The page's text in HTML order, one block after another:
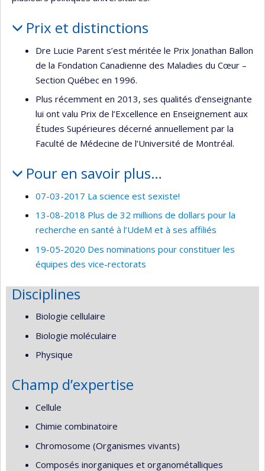
Prix et distinctions
Dre Lucie Parent s’est méritée le Prix Jonathan Ballon
de la Fondation Canadienne des Maladies du Cœur –
Section Québec en 1996.
Plus récemment en 2013, ses qualités d’enseignante
lui ont valu Prix de l’Excellence en Enseignement aux
Études Supérieures décerné annuellement par la
Faculté de Médecine de l’Université de Montréal.
Pour en savoir plus…
07-03-2017 La science est sexiste!
13-08-2018 Plus de 32 millions de dollars pour la
recherche en santé à l’UdeM et à ses affiliés
19-05-2020 Des nominations pour constituer les
équipes des vice-rectorats
Disciplines
Biologie cellulaire
Biologie moléculaire
Physique
Champ d’expertise
Cellule
Chimie combinatoire
Chromosome (Organismes vivants)
Composés inorganiques et organométalliques